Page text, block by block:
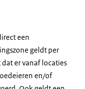
een
geldt per
er vanaf locaties
en/of